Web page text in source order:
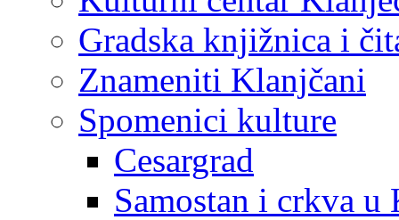
Gradska knjižnica i
Znameniti Klanjčani
Spomenici kulture
Cesargrad
Samostan i crkva u